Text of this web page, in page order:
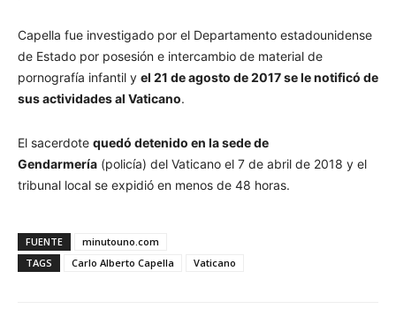
Capella fue investigado por el Departamento estadounidense
de Estado por posesión e intercambio de material de
pornografía infantil y el 21 de agosto de 2017 se le notificó de
sus actividades al Vaticano.
El sacerdote quedó detenido en la sede de
Gendarmería (policía) del Vaticano el 7 de abril de 2018 y el
tribunal local se expidió en menos de 48 horas.
FUENTE
minutouno.com
TAGS
Carlo Alberto Capella Vaticano